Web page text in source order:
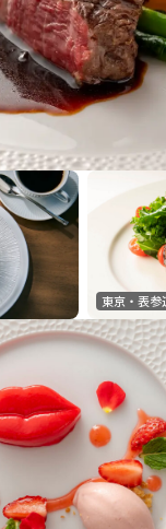
東京・表参